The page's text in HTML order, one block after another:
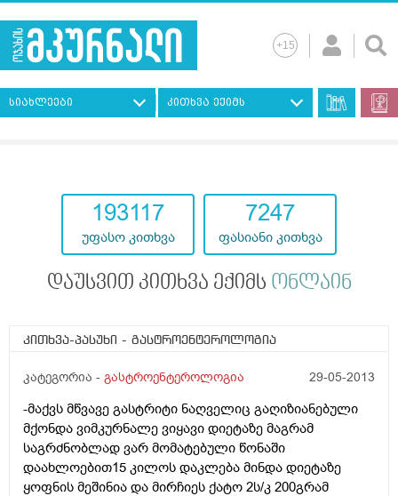
სიახლეები კითხვა ექიმს
193117
უფასო კითხვა
7247
ფასიანი კითხვა
დაუსვით კითხვა ექიმს ონლაინ
კითხვა-პასუხი - გასტროენტეროლოგია
კატეგორია - გასტროენტეროლოგია 29-05-2013
-მაქვს მწვავე გასტრიტი ნაღველიც გაღიზიანებული
მქონდა ვიმკურნალე ვიყავი დიეტაზე მაგრამ
საგრძნობლად ვარ მომატებული წონაში
დაახლოებით15 კილოს დაკლება მინდა დიეტაზე
ყოფნის მეშინია და მირჩიეს ქატო 2ს/კ 200გრამ